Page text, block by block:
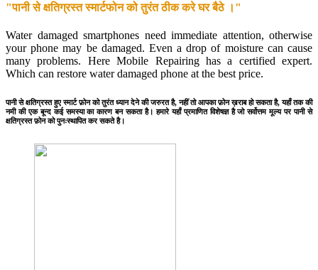
"पानी से क्षतिग्रस्त स्मार्टफोन को तुरंत ठीक करे घर बैठे ।"
Water damaged smartphones need immediate attention, otherwise
your phone may be damaged. Even a drop of moisture can cause
many problems. Here Mobile Repairing has a certified expert.
Which can restore water damaged phone at the best price.
पानी से क्षतिग्रस्त हुए स्मार्ट फ़ोन को तुरंत ध्यान देने की जरुरत है, नहीं तो आपका फ़ोन ख़राब हो सकता है, यहाँ तक की
नमी की एक बून्द कई समस्या का कारण बन सकता है। हमारे यहाँ प्रमाणित विशेषज्ञ है जो सर्वोत्तम मूल्य पर पानी से
क्षतिग्रस्त फ़ोन को पुनःस्थापित कर सकते है।